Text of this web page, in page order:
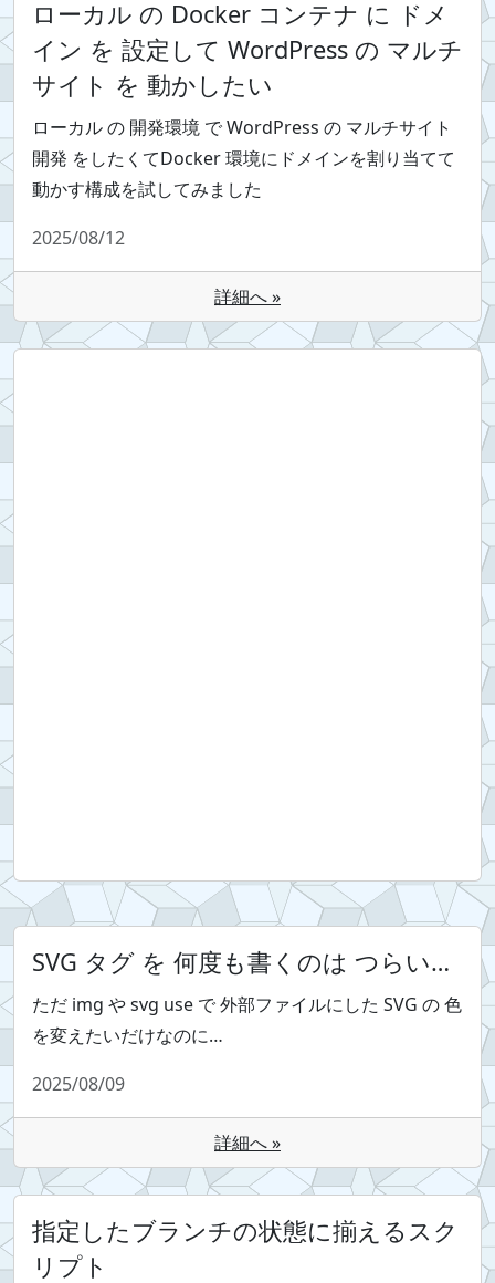
ローカル の Docker コンテナ に ドメ
イン を 設定して WordPress の マルチ
サイト を 動かしたい
ローカル の 開発環境 で WordPress の マルチサイト
開発 をしたくてDocker 環境にドメインを割り当てて
動かす構成を試してみました
2025/08/12
詳細へ »
SVG タグ を 何度も書くのは つらい…
ただ img や svg use で 外部ファイルにした SVG の 色
を変えたいだけなのに…
2025/08/09
詳細へ »
指定したブランチの状態に揃えるスク
リプト